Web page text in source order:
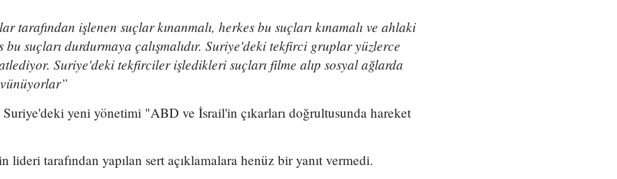
tarafından işlenen suçlar kınanmalı, herkes bu suçları kınamalı ve ahlaki
bu suçları durdurmaya çalışmalıdır. Suriye'deki tekfirci gruplar yüzlerce
Suriye'deki tekfirciler işledikleri suçları filme alıp sosyal ağlarda
yeni yönetimi "ABD ve İsrail'in çıkarları doğrultusunda hareket
lideri tarafından yapılan sert açıklamalara henüz bir yanıt vermedi.